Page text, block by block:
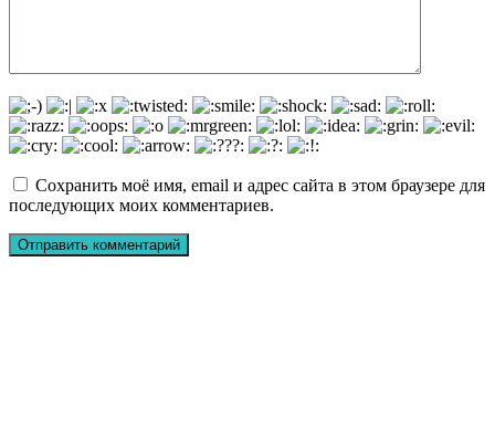
Сохранить моё имя, email и адрес сайта в этом браузере для
последующих моих комментариев.